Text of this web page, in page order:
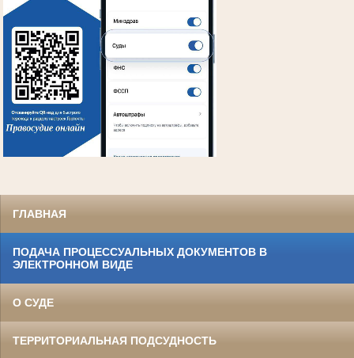
ГЛАВНАЯ
ПОДАЧА ПРОЦЕССУАЛЬНЫХ ДОКУМЕНТОВ В
ЭЛЕКТРОННОМ ВИДЕ
О СУДЕ
ТЕРРИТОРИАЛЬНАЯ ПОДСУДНОСТЬ